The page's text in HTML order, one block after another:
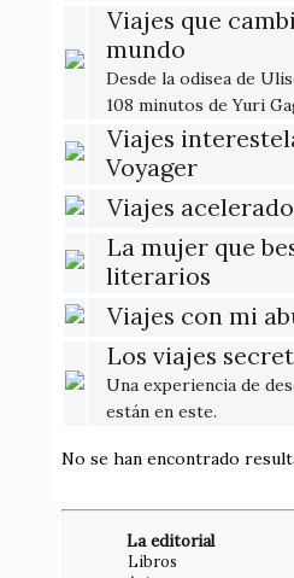
Viajes que
mundo
Desde la odisea de
108 minutos de Yuri
Viajes
Voyager
Viajes
La mujer que
literarios
Viajes con mi
Los viajes
Una experiencia de
están en este.
No se han encontrado
La editorial
Libros